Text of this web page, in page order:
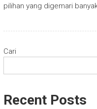
pilihan yang digemari
Cari
Recent Posts